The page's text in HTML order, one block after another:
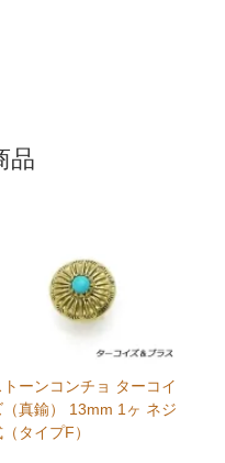
品
トーンコンチョ ターコイ
（真鍮） 13mm 1ヶ ネジ
タイプF）